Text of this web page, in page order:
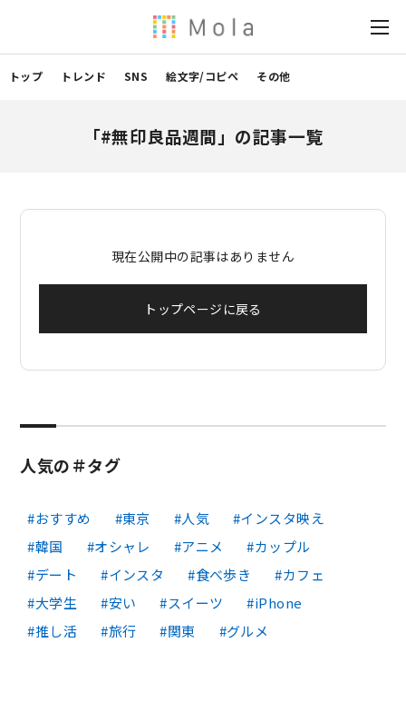
トップ トレンド SNS 絵文字/コピペ その他
「#無印良品週間」の記事一覧
現在公開中の記事はありません
トップページに戻る
人気の＃タグ
おすすめ 東京 人気
インスタ映え
韓国
オシャレ アニメ
カップル
デート
インスタ 食べ歩き
カフェ
大学生
安い スイーツ
iPhone
推し活
旅行 関東 グルメ